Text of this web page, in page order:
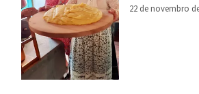
22 de novembro